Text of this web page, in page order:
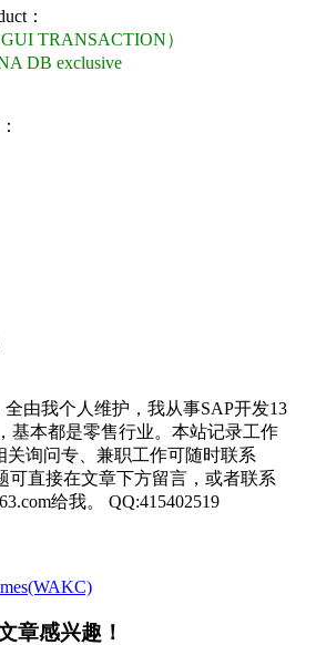
：
TRANSACTION）
DB exclusive
由我个人维护，我从事SAP开发13
基本都是零售行业。本站记录工作
关询问专、兼职工作可随时联系
可直接在文章下方留言，或者联系
给我。 QQ:415402519
章感兴趣！